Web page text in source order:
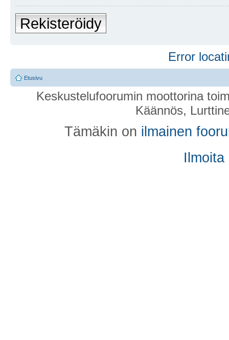
Rekisteröidy
Error
Etusivu
Keskustelufoorumin moottorina
Käännös,
Tämäkin on ilmainen